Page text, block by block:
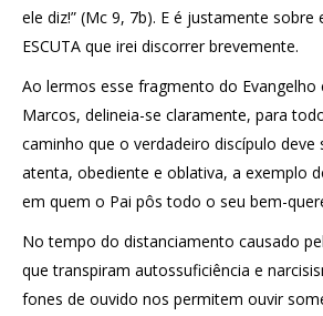
ele diz!” (Mc 9, 7b). E é justamente sobre
ESCUTA que irei discorrer brevemente.
Ao lermos esse fragmento do Evangelho
Marcos, delineia-se claramente, para
caminho que o verdadeiro discípulo deve
atenta, obediente e oblativa, a exemplo
em quem o Pai pôs todo o seu bem-
No tempo do distanciamento causado
que transpiram autossuficiência e
fones de ouvido nos permitem ouvir